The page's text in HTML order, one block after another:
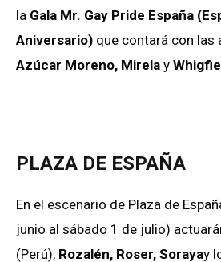
la Gala Mr. Gay Pride España
Aniversario) que contará con las
Azúcar Moreno, Mirela y
PLAZA DE ESPAÑA
En el escenario de Plaza de
junio al sábado 1 de julio)
(Perú), Rozalén, Roser, Sorayay